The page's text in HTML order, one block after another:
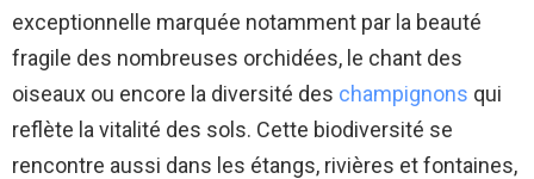
exceptionnelle marquée notamment par la beauté
fragile des nombreuses orchidées, le chant des
oiseaux ou encore la diversité des champignons qui
reflète la vitalité des sols. Cette biodiversité se
rencontre aussi dans les étangs, rivières et fontaines,